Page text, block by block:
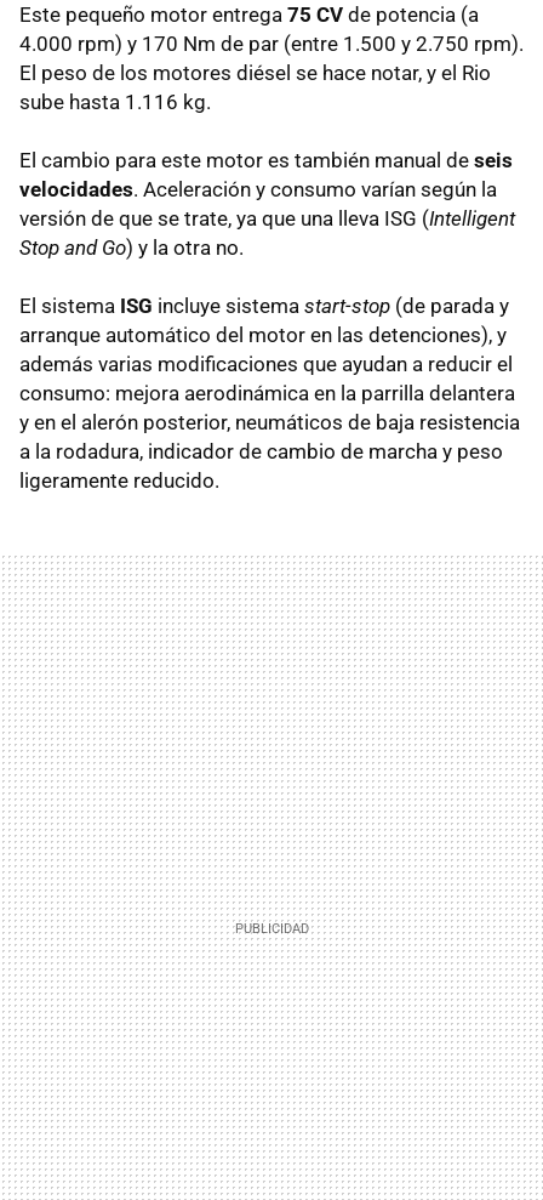
Este pequeño motor entrega 75 CV de potencia (a
4.000 rpm) y 170 Nm de par (entre 1.500 y 2.750 rpm).
El peso de los motores diésel se hace notar, y el Rio
sube hasta 1.116 kg.
El cambio para este motor es también manual de seis
velocidades. Aceleración y consumo varían según la
versión de que se trate, ya que una lleva ISG (Intelligent
Stop and Go) y la otra no.
El sistema ISG incluye sistema start-stop (de parada y
arranque automático del motor en las detenciones), y
además varias modificaciones que ayudan a reducir el
consumo: mejora aerodinámica en la parrilla delantera
y en el alerón posterior, neumáticos de baja resistencia
a la rodadura, indicador de cambio de marcha y peso
ligeramente reducido.